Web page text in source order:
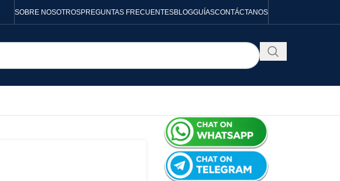
SOBRE NOSOTROSPREGUNTAS FRECUENTESBLOGGUÍASCONTÁCTANOS